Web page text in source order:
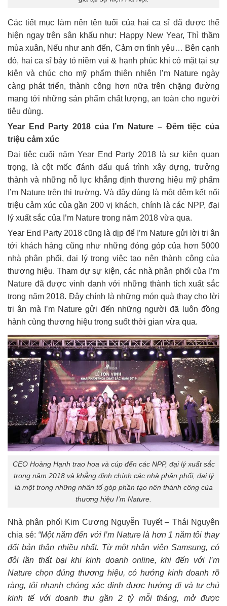
Các tiết mục làm nên tên tuổi của hai ca sĩ đã được thể
hiện ngay trên sân khấu như: Happy New Year, Thì thầm
mùa xuân, Nếu như anh đến, Cảm ơn tình yêu… Bên cạnh
đó, hai ca sĩ bày tỏ niềm vui & hạnh phúc khi có mặt tại sự
kiện và chúc cho mỹ phẩm thiên nhiên I’m Nature ngày
càng phát triển, thành công hơn nữa trên chặng đường
mang tới những sản phẩm chất lượng, an toàn cho người
tiêu dùng.
Year End Party 2018 của I’m Nature – Đêm tiệc của
triệu cảm xúc
Đại tiệc cuối năm Year End Party 2018 là sự kiện quan
trọng, là cột mốc đánh dấu quá trình xây dựng, trưởng
thành và những nỗ lực khẳng định thương hiệu mỹ phẩm
I’m Nature trên thị trường. Và đây đúng là một đêm kết nối
triệu cảm xúc của gần 200 vị khách, chính là các NPP, đại
lý xuất sắc của I’m Nature trong năm 2018 vừa qua.
Year End Party 2018 cũng là dịp để I’m Nature gửi lời tri ân
tới khách hàng cũng như những đóng góp của hơn 5000
nhà phân phối, đại lý trong việc tạo nên thành công của
thương hiệu. Tham dự sự kiện, các nhà phân phối của I’m
Nature đã được vinh danh với những thành tích xuất sắc
trong năm 2018. Đây chính là những món quà thay cho lời
tri ân mà I’m Nature gửi đến những người đã luôn đồng
hành cùng thương hiệu trong suốt thời gian vừa qua.
CEO Hoàng Hạnh trao hoa và cúp đến các NPP, đại lý xuất sắc
trong năm 2018 và khẳng định chính các nhà phân phối, đại lý
là một trong những nhân tố góp phần tạo nên thành công của
thương hiệu I’m Nature.
Nhà phân phối Kim Cương Nguyễn Tuyết – Thái Nguyên
chia sẻ: “Một năm đến với I’m Nature là hơn 1 năm tôi thay
đổi bản thân nhiều nhất. Từ một nhân viên Samsung, có
đôi lần thất bại khi kinh doanh online, khi đến với I’m
Nature chọn đúng thương hiệu, có hướng kinh doanh rõ
ràng, tôi nhanh chóng xác định được hướng đi và tự chủ
kinh tế với doanh thu gần 2 tỷ mỗi tháng, mở được